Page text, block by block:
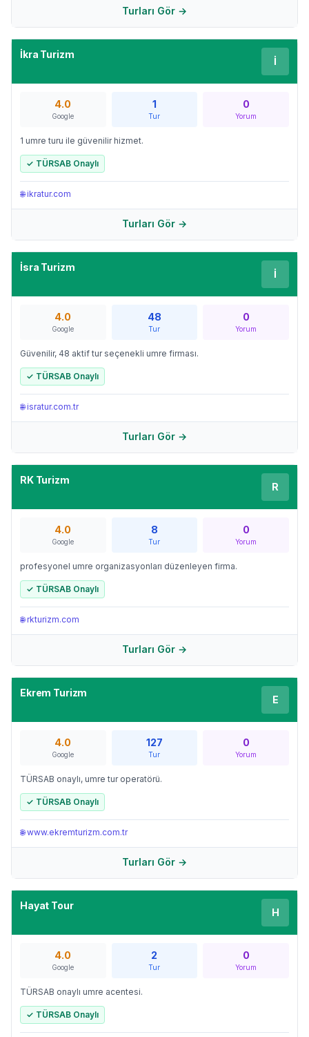
Turları Gör →
İkra Turizm
İ
4.0
Google
1
Tur
0
Yorum
1 umre turu ile güvenilir hizmet.
✓ TÜRSAB Onaylı
🌐ikratur.com
Turları Gör →
İsra Turizm
İ
4.0
Google
48
Tur
0
Yorum
Güvenilir, 48 aktif tur seçenekli umre firması.
✓ TÜRSAB Onaylı
🌐isratur.com.tr
Turları Gör →
RK Turizm
R
4.0
Google
8
Tur
0
Yorum
profesyonel umre organizasyonları düzenleyen firma.
✓ TÜRSAB Onaylı
🌐rkturizm.com
Turları Gör →
Ekrem Turizm
E
4.0
Google
127
Tur
0
Yorum
TÜRSAB onaylı, umre tur operatörü.
✓ TÜRSAB Onaylı
🌐www.ekremturizm.com.tr
Turları Gör →
Hayat Tour
H
4.0
Google
2
Tur
0
Yorum
TÜRSAB onaylı umre acentesi.
✓ TÜRSAB Onaylı